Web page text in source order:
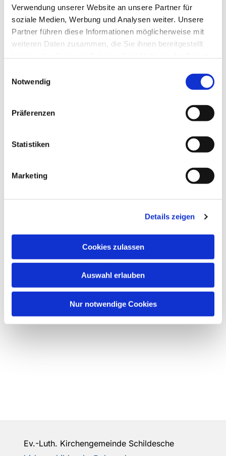
Verwendung unserer Website an unsere Partner für
soziale Medien, Werbung und Analysen weiter. Unsere
Partner führen diese Informationen möglicherweise mit
weiteren Daten zusammen, die Sie ihnen bereitgestellt
Notwendig
Präferenzen
Statistiken
Marketing
Details zeigen
Cookies zulassen
Auswahl erlauben
Nur notwendige Cookies
Ev.-Luth. Kirchengemeinde Schildesche